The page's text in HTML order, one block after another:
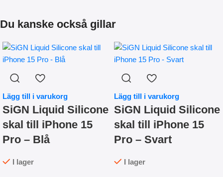
Du kanske också gillar
Lägg till i varukorg
SiGN Liquid Silicone
skal till iPhone 15
Pro – Blå
I lager
Lägg till i varukorg
SiGN Liquid Silicone
skal till iPhone 15
Pro – Svart
I lager